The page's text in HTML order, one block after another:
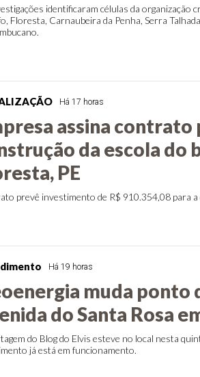
identificaram células da organização
Floresta, Carnaubeira da Penha, Serra
Há 17 horas
assina
da escola do
PE
prevê investimento de R$ 910.354,08 para a
Há 19 horas
muda ponto
do Santa Rosa
do Blog do Elvis esteve no local nesta
já está em funcionamento.